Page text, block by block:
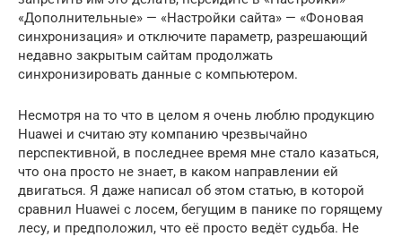
«Дополнительные» — «Настройки сайта» — «Фоновая
синхронизация» и отключите параметр, разрешающий
недавно закрытым сайтам продолжать
синхронизировать данные с компьютером.
Несмотря на то что в целом я очень люблю продукцию
Huawei и считаю эту компанию чрезвычайно
перспективной, в последнее время мне стало казаться,
что она просто не знает, в каком направлении ей
двигаться. Я даже написал об этом статью, в которой
сравнил Huawei с лосем, бегущим в панике по горящему
лесу, и предположил, что её просто ведёт судьба. Не